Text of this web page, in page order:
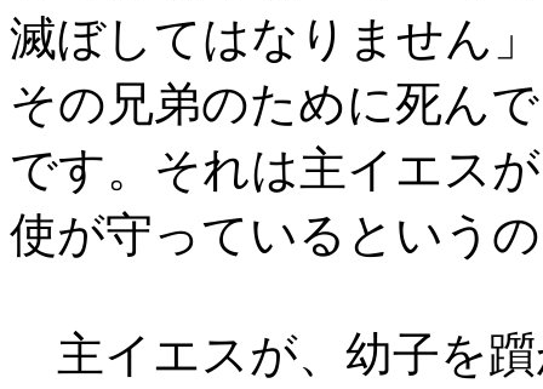
滅ぼしてはなりません
その兄弟のために死ん
です。それは主イエス
使が守っているという
主イエスが、幼子を